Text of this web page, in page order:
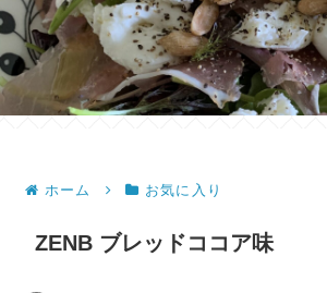
ホーム お気に入り
ZENB ブレッドココア味